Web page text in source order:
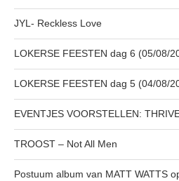
JYL- Reckless Love
LOKERSE FEESTEN dag 6 (05/08/
LOKERSE FEESTEN dag 5 (04/08/
EVENTJES VOORSTELLEN:
TROOST – Not All Men
Postuum album van MATT WATTS